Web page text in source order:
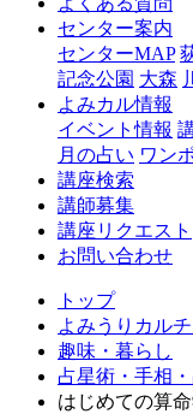
センター案内
センターMAP
記念公園 大森
よみカル情報
イベント情報
月の占い ワン
講座検索
講師募集
講座リクエスト
お問い合わせ
トップ
よみうりカル
趣味・暮らし
占星術・手相
はじめての算